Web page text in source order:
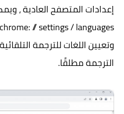
إعدادات المتصفح العادية ،
وتعيين اللغات للترجمة
الترجمة مطلقًا.